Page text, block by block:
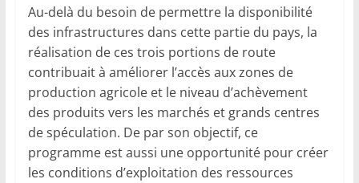
Au-delà du besoin de permettre la disponibilité
des infrastructures dans cette partie du pays, la
réalisation de ces trois portions de route
contribuait à améliorer l’accès aux zones de
production agricole et le niveau d’achèvement
des produits vers les marchés et grands centres
de spéculation. De par son objectif, ce
programme est aussi une opportunité pour créer
les conditions d’exploitation des ressources